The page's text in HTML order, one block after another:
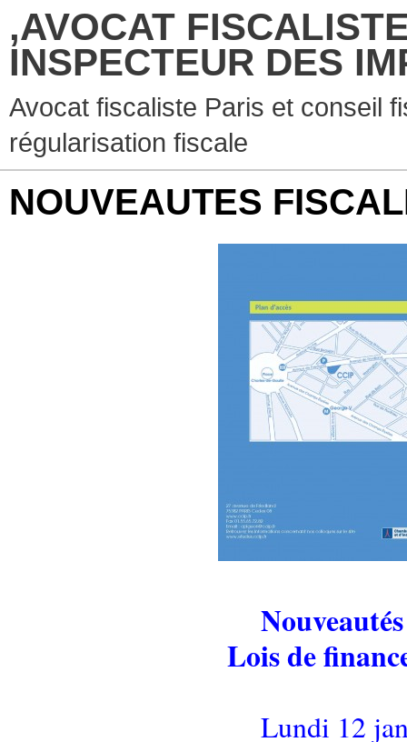
,AVOCAT
INSPECTEUR DES
Avocat fiscaliste Paris et conseil
régularisation fiscale
NOUVEAUTES
Lois de
Lundi 12